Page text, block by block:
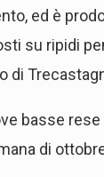
ed è
su ripidi
di
basse
di